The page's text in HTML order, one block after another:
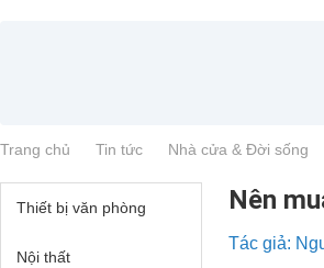
Trang chủ Tin tức Nhà cửa & Đời sống
Thiết bị văn phòng
Nội thất
Nên
Tác giả: